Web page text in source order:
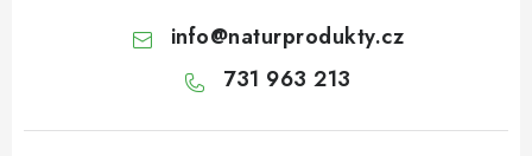
OŘECHY NATURAL / PODZEMNICE (ARAŠÍDY) /
PODZEMNICE OLEJNÁ BLANŠÍROVANÁ
info@naturprodukty.cz
731 963 213